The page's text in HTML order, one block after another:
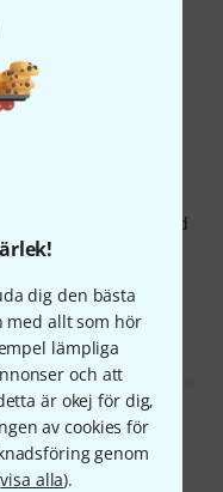
dig den bästa
med allt som hör
lämpliga
och att
är okej för dig,
av cookies för
genom
visa alla).
pedal board instead
These Rockboard
Very useful!